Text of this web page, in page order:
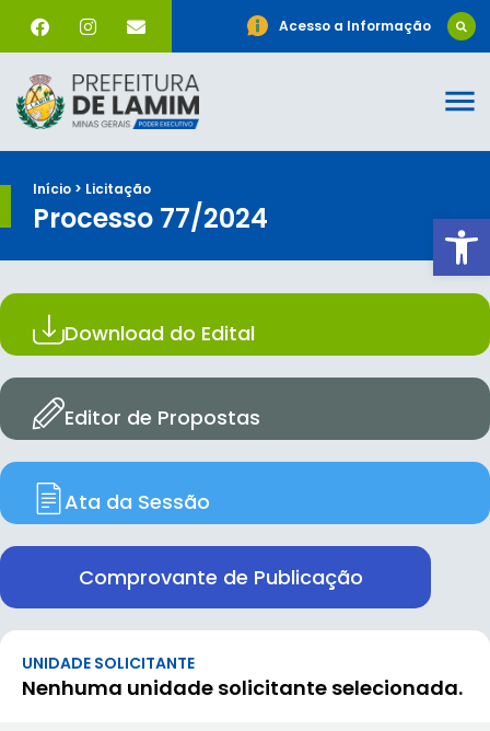
Acesso a Informação
Início > Licitação
Processo 77/2024
Download do Edital
Editor de Propostas
Ata da Sessão
Comprovante de Publicação
UNIDADE SOLICITANTE
Nenhuma unidade solicitante selecionada.